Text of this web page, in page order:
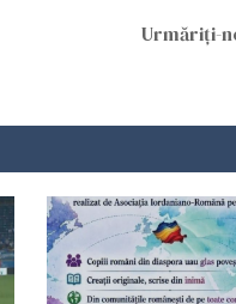
Urmăriți-